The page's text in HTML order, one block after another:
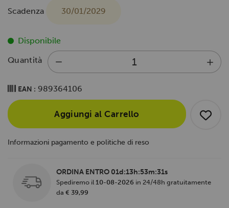
Scadenza 30/01/2029
Disponibile
Quantità
EAN : 989364106
Aggiungi al Carrello
Informazioni pagamento e politiche di reso
ORDINA ENTRO 01d:13h:53m:30s
Spediremo il 10-08-2026 in 24/48h gratuitamente
da € 39,99